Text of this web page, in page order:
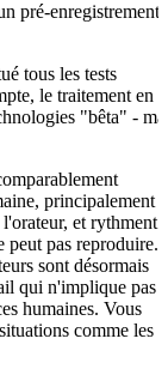
pré-enregistrement
tous les tests
le traitement en
"bêta" -
principalement
et rythment
peut pas reproduire.
sont désormais
qui n'implique pas
humaines. Vous
comme les